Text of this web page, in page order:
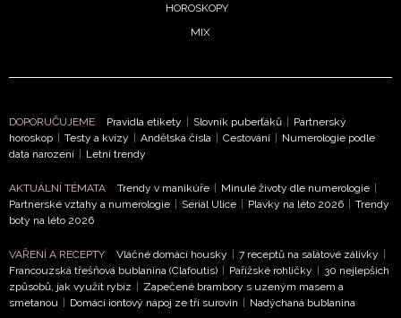
NEWSLETTER
ODESLAT
Přihlášením k newsletteru souhlasíte sObchodními
podmínkami společnosti BurdaMedia Extra s.r.o.a
potvrzujete, že jste se seznámili seZásadami
HOROSKOPY
MIX
DOPORUČUJEME Pravidla etikety Slovník puberťáků
Partnerský
horoskop
Testy a kvízy Andělská čísla Cestování
Numerologie podle
data narození
Letní trendy
AKTUÁLNÍ TÉMATA Trendy v manikúře Minulé životy dle numerologie
Partnerské vztahy a numerologie
Seriál Ulice Plavky na léto 2026
Trendy
boty na léto 2026
VAŘENÍ A RECEPTY Vláčné domácí housky 7 receptů na salátové zálivky
Francouzská třešňová bublanina (Clafoutis)
Pařížské rohlíčky
30 nejlepších
způsobů, jak využít rybíz
Zapečené brambory s uzeným masem a
smetanou
Domácí iontový nápoj ze tří surovin Nadýchaná bublanina